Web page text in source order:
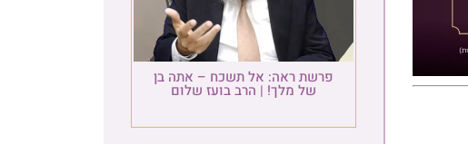
פרשת ראה: אל תשכח – אתה בן
של מלך! | הרב בועז שלום